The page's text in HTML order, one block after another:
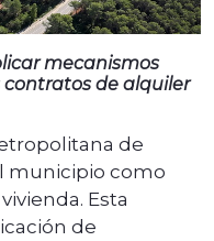
mecanismos
contratos de alquiler
de
municipio como
Esta
de